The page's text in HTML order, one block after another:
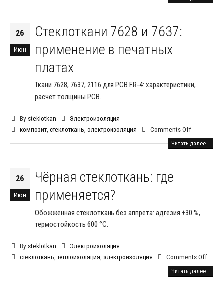
26
Июн
Стеклоткани 7628 и 7637:
применение в печатных
платах
Ткани 7628, 7637, 2116 для PCB FR-4: характеристики,
расчёт толщины PCB.
By steklotkan
Электроизоляция
композит, стеклоткань электроизоляция Comments Off
Читать далее...
26
Июн
Чёрная стеклоткань: где
применяется?
Обожжённая стеклоткань без аппрета: адгезия +30 %,
термостойкость 600 °C.
By steklotkan
Электроизоляция
стеклоткань теплоизоляция электроизоляция Comments Off
Читать далее...